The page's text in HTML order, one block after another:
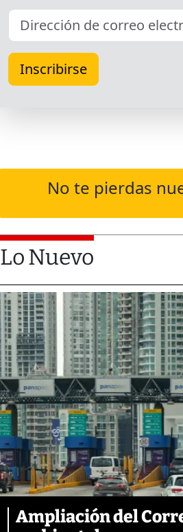
No te pierdas
Lo Nuevo
Ampliación del